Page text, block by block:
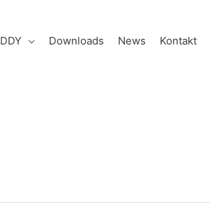
Downloads News Kontakt